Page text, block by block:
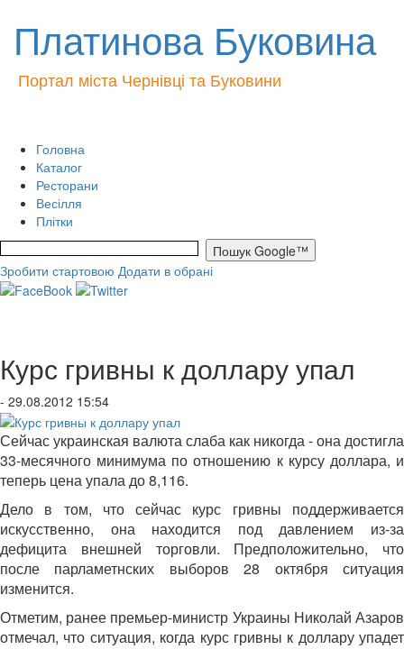
Платинова Буковина
Портал міста Чернівці та Буковини
Головна
Каталог
Ресторани
Весілля
Плітки
Зробити стартовою Додати в обрані
Курс гривны к доллару упал
- 29.08.2012 15:54
Сейчас украинская валюта слаба как никогда - она достигла
33-месячного минимума по отношению к курсу доллара, и
теперь цена упала до8,116.
Дело в том, что сейчас курс гривны поддерживается
искусственно, она находится под давлением из-за
дефицита внешней торговли. Предположительно, что
после парламетнских выборов 28 октября ситуация
изменится.
Отметим, ранее премьер-министр Украины Николай Азаров
отмечал, что ситуация, когда курс гривны к доллару упадет